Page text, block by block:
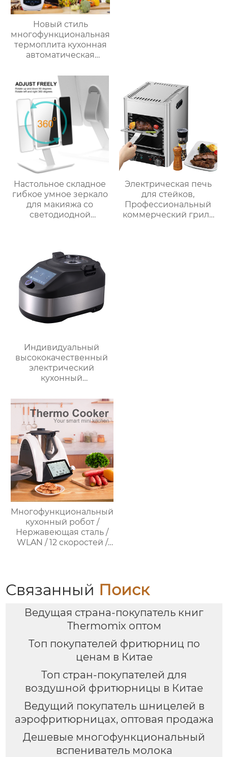
Новый стиль
многофункциональная
термоплита кухонная
автоматическая
приготовления пищи
3.5л robot cucina tm 6
новый термомиксер t6
Настольное складное
гибкое умное зеркало
для макияжа со
светодиодной
Электрическая печь
для стейков,
Профессиональный
коммерческий гриль
Индивидуальный
высококачественный
электрический
кухонный
робот для
приготовления пищи,
кухонный комбайн,
блендер, тепловизор
Многофункциональный
кухонный робот /
Нержавеющая сталь /
WLAN / 12 скоростей /
рецепты / Миксер
Связанный Поиск
Ведущая страна-покупатель книг
Thermomix оптом
Топ покупателей фритюрниц по
ценам в Китае
Топ стран-покупателей для
воздушной фритюрницы в Китае
Ведущий покупатель шницелей в
аэрофритюрницах, оптовая продажа
Дешевые многофункциональный
вспениватель молока